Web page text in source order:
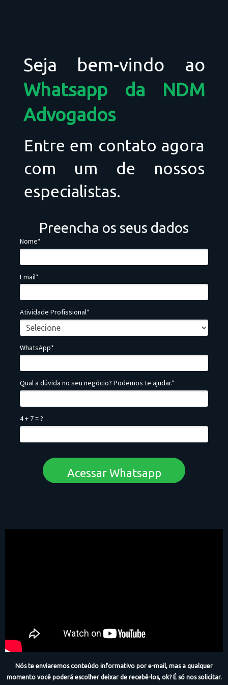
Seja bem-vindo ao
Whatsapp da NDM
Advogados
Entre em contato agora
com um de nossos
especialistas.
Preencha os seus dados
Nome*
Email*
Atividade Profissional*
WhatsApp*
Qual a dúvida no seu negócio? Podemos te ajudar.*
4 + 7 = ?
Acessar Whatsapp
Nós te enviaremos conteúdo informativo por e-mail, mas a qualquer
momento você poderá escolher deixar de recebê-los, ok? É só nos solicitar.